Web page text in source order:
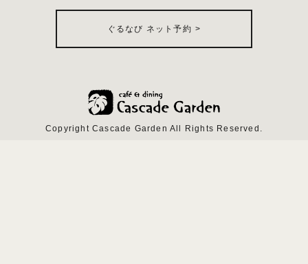
ぐるなび ネット予約 >
Copyright Cascade Garden All Rights Reserved.